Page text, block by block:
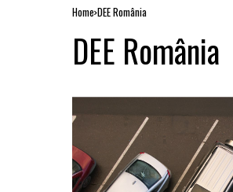
Home DEE România
DEE România